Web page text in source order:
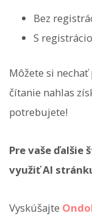
Bez
S
Môžete si
čítanie nahlas
potrebujete!
Pre vaše ďalšie
využiť AI
Vyskúšajte